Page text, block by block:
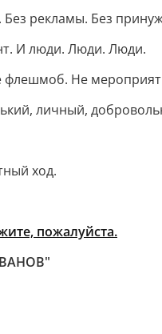
Без рекламы. Без
И люди. Люди. Люди.
флешмоб. Не
личный,
ход.
пожалуйста.